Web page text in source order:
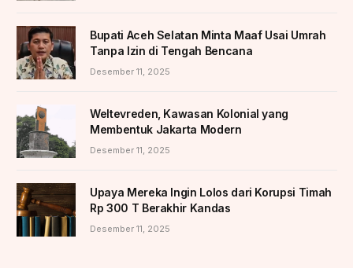
Bupati Aceh Selatan Minta Maaf Usai Umrah
Tanpa Izin di Tengah Bencana
Desember 11, 2025
Weltevreden, Kawasan Kolonial yang
Membentuk Jakarta Modern
Desember 11, 2025
Upaya Mereka Ingin Lolos dari Korupsi Timah
Rp 300 T Berakhir Kandas
Desember 11, 2025